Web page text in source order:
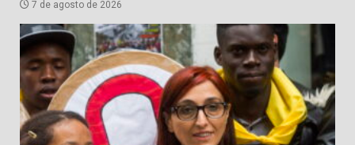
7 de agosto de 2026